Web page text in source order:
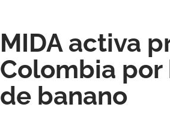
MIDA activa
Colombia
de banano